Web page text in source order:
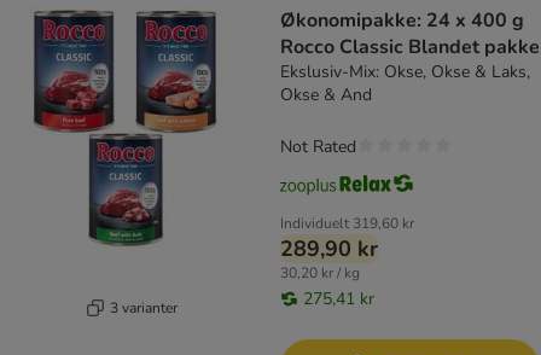
3 varianter
Økonomipakke: 24 x 400 g
Rocco Classic Blandet pakke
Ekslusiv-Mix: Okse, Okse & Laks,
Okse & And
Individuelt 319,60 kr
289,90 kr
30,20 kr / kg
275,41 kr
Not Rated